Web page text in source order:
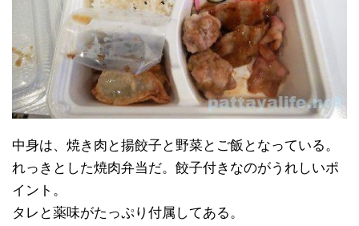
中身は、焼き肉と揚餃子と野菜とご飯となっている。
れっきとした焼肉弁当だ。餃子付きなのがうれしいポ
イント。
タレと薬味がたっぷり付属してある。